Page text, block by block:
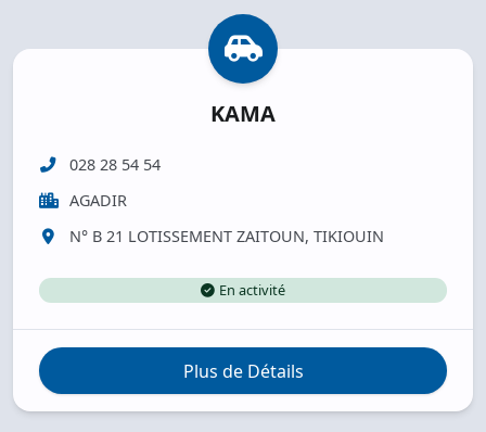
KAMA
028 28 54 54
AGADIR
N° B 21 LOTISSEMENT ZAITOUN, TIKIOUIN
En activité
Plus de Détails